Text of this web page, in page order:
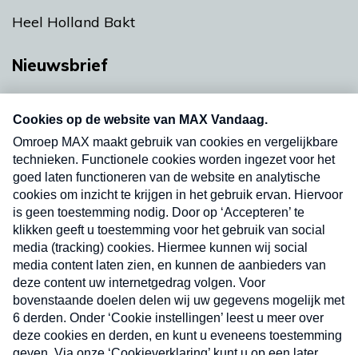
Heel Holland Bakt
Nieuwsbrief
nieuwsbrief. Elke vrijdag- en dinsdagochtend in
uw mailbox.
Verzend
Nieuwsbrief